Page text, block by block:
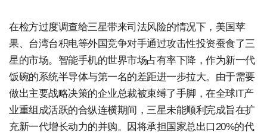
在检方过度调查给三星带来司法风险的情况下，美国苹
果、台湾台积电等外国竞争对手通过攻击性投资蚕食了三
星的市场。智能手机的世界市场占有率下降，作为新一代
饭碗的系统半导体与第一名的差距进一步拉大。由于需要
做出主要战略决策的企业总裁被束缚了手脚，在全球IT产
业重组成活跃的合纵连横期间，三星未能顺利完成旨在扩
充新一代增长动力的并购。因将承担国家总出口20%的代